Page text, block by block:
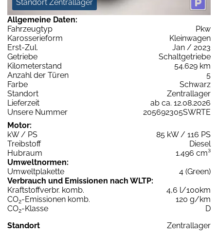
Standort Zentrallager
Allgemeine Daten:
Fahrzeugtyp
Pkw
Karosserieform
Kleinwagen
Erst-Zul.
Jan / 2023
Getriebe
Schaltgetriebe
Kilometerstand
54.629 km
Anzahl der Türen
5
Farbe
Schwarz
Standort
Zentrallager
Lieferzeit
ab ca. 12.08.2026
Unsere Nummer
205692305SWRTE
Motor:
kW / PS
85 kW / 116 PS
Treibstoff
Diesel
Hubraum
1.496 cm³
Umweltnormen:
Umweltplakette
4 (Green)
Verbrauch und Emissionen nach WLTP:
Kraftstoffverbr. komb.
4,6 l/100km
CO2-Emissionen komb.
120 g/km
CO2-Klasse
D
Standort
Zentrallager